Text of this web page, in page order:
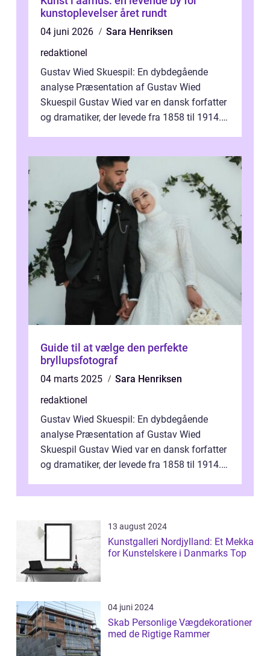
kunstoplevelser året rundt
04 juni 2026
Sara Henriksen
redaktionel
Gustav Wied Skuespil: En dybdegående
analyse Præsentation af Gustav Wied
Skuespil Gustav Wied var en dansk forfatter
og dramatiker, der levede fra 1858 til 1914.
Guide til at vælge den perfekte
bryllupsfotograf
04 marts 2025
Sara Henriksen
redaktionel
Gustav Wied Skuespil: En dybdegående
analyse Præsentation af Gustav Wied
Skuespil Gustav Wied var en dansk forfatter
og dramatiker, der levede fra 1858 til 1914.
13 august 2024
Kunstgalleri Nordjylland: Et Mekka
for Kunstelskere i Danmarks Top
04 juni 2024
Skab Personlige Vægdekorationer
med de Rigtige Rammer